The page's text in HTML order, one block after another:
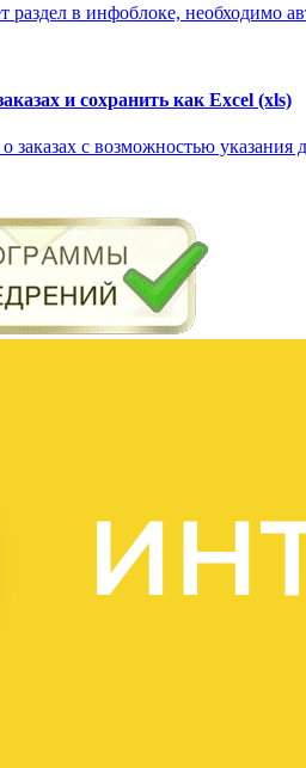
раздел в инфоблоке, необходимо
и сохранить как Excel (xls)
с возможностью